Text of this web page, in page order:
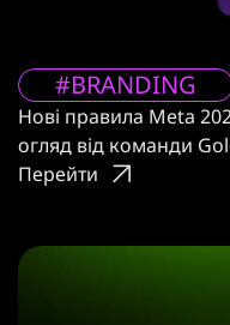
#BRANDING
Нові правила Meta
огляд від команди
Перейти